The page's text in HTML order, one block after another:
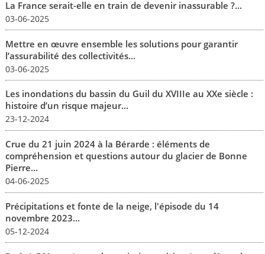
La France serait-elle en train de devenir inassurable ?...
03-06-2025
Mettre en œuvre ensemble les solutions pour garantir
l’assurabilité des collectivités...
03-06-2025
Les inondations du bassin du Guil du XVIIIe au XXe siècle :
histoire d’un risque majeur...
23-12-2024
Crue du 21 juin 2024 à la Bérarde : éléments de
compréhension et questions autour du glacier de Bonne
Pierre...
04-06-2025
Précipitations et fonte de la neige, l'épisode du 14
novembre 2023...
05-12-2024